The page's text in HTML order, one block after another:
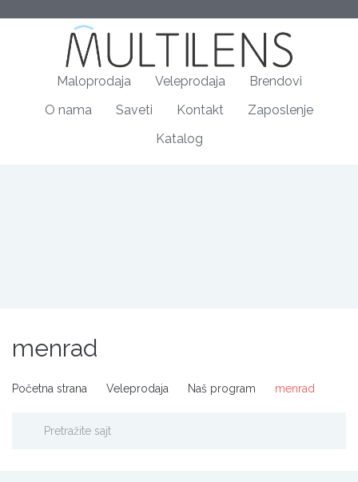
Maloprodaja Veleprodaja
Brendovi
O nama
Saveti Kontakt
Zaposlenje
Katalog
menrad
Početna strana Veleprodaja Naš program menrad